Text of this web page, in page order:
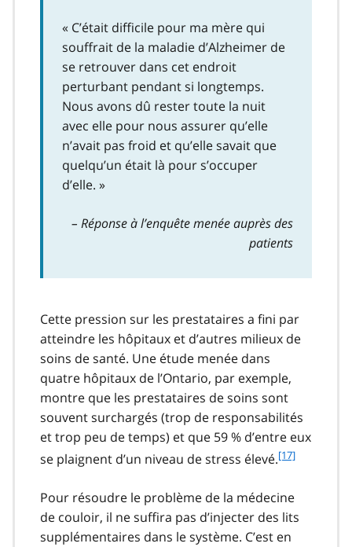
« C’était difficile pour ma mère qui
souffrait de la maladie d’Alzheimer de
se retrouver dans cet endroit
perturbant pendant si longtemps.
Nous avons dû rester toute la nuit
avec elle pour nous assurer qu’elle
n’avait pas froid et qu’elle savait que
quelqu’un était là pour s’occuper
d’elle. »
– Réponse à l’enquête menée auprès des
patients
Cette pression sur les prestataires a fini par
atteindre les hôpitaux et d’autres milieux de
soins de santé. Une étude menée dans
quatre hôpitaux de l’Ontario, par exemple,
montre que les prestataires de soins sont
souvent surchargés (trop de responsabilités
et trop peu de temps) et que 59 % d’entre eux
se plaignent d’un niveau de stress élevé.f
t
n
o
[17]
Pour résoudre le problème de la médecine
de couloir, il ne suffira pas d’injecter des lits
supplémentaires dans le système. C’est en